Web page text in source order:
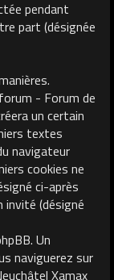
pendant
part (désignée
- Forum de
un certain
textes
navigateur
cookies ne
ci-après
(désigné
Un
naviguerez sur
Xamax